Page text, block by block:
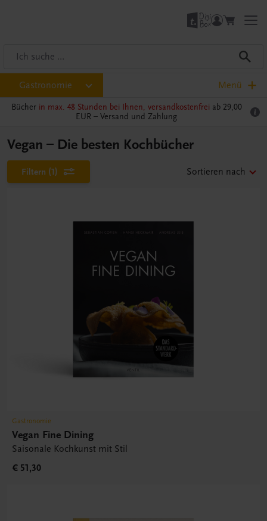
Gastronomie Menü
Bücher in max. 48 Stunden bei Ihnen, versandkostenfrei ab 29,00
EUR – Versand und Zahlung
Vegan – Die besten Kochbücher
Filtern (1) Sortieren nach
Gastronomie
Vegan Fine Dining
Saisonale Kochkunst mit Stil
€ 51,30